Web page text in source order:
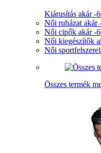
Kiárusítás akár -
Női ruházat akár
Női cipők akár -
Női kiegészítők
Női
Összes termék